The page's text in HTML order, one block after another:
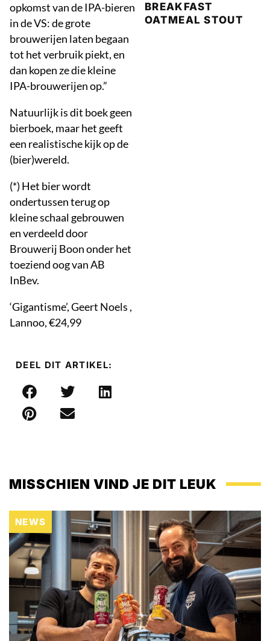
opkomst van de IPA-bieren
in de VS: de grote
brouwerijen laten begaan
tot het verbruik piekt, en
dan kopen ze die kleine
IPA-brouwerijen op.”
Natuurlijk is dit boek geen
bierboek, maar het geeft
een realistische kijk op de
(bier)wereld.
(*) Het bier wordt
ondertussen terug op
kleine schaal gebrouwen
en verdeeld door
Brouwerij Boon onder het
toeziend oog van AB
InBev.
‘Gigantisme’, Geert Noels ,
Lannoo, €24,99
DEEL DIT ARTIKEL:
BREAKFAST
OATMEAL STOUT
MISSCHIEN VIND JE DIT LEUK
NEWS